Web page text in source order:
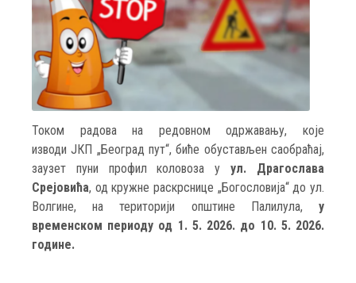
Током радова на редовном одржавању, које
изводи ЈКП „Београд пут“, биће обустављен саобраћај,
заузет пуни профил коловоза уул. Драгослава
Срејовића, од кружне раскрснице „Богословија“ до ул.
Волгине, на територији општине Палилула, у
временском периоду од 1. 5. 2026. до 10. 5. 2026.
године.